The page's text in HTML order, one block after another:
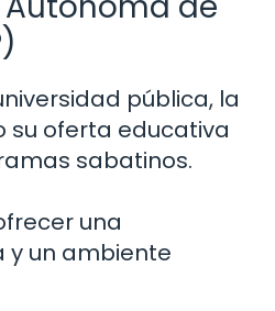
pública, la
su oferta educativa
sabatinos.
una
y un ambiente